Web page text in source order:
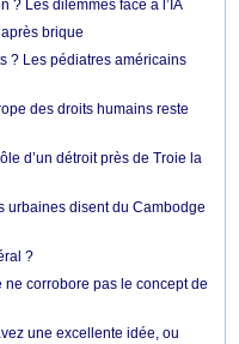
? Les dilemmes face à l’IA
brique
? Les pédiatres américains
des droits humains reste
d’un détroit près de Troie la
urbaines disent du Cambodge
?
corrobore pas le concept de
une excellente idée, ou